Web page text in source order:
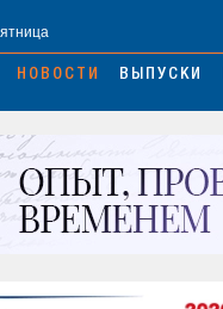
НОВОСТИ ВЫПУСКИ